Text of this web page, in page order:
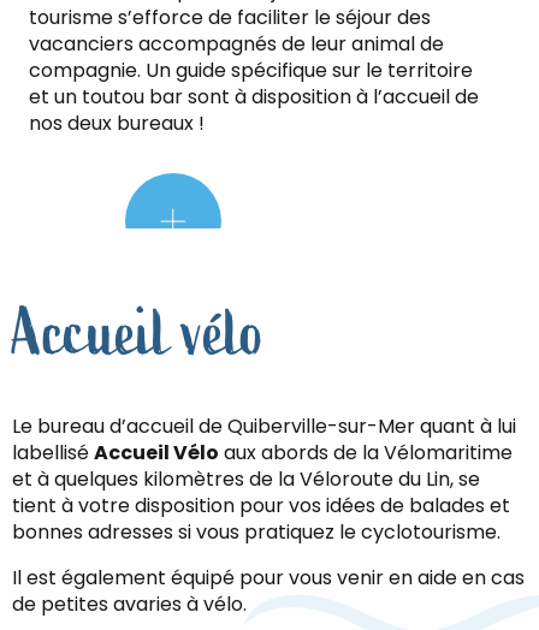
tourisme s’efforce de faciliter le séjour des
vacanciers accompagnés de leur animal de
compagnie. Un guide spécifique sur le territoire
et un toutou bar sont à disposition à l’accueil de
nos deux bureaux !
petit
+
Accueil vélo
Le bureau d’accueil de Quiberville-sur-Mer quant à lui
labelliséAccueil Vélo aux abords de la Vélomaritime
et à quelques kilomètres de la Véloroute du Lin, se
tient à votre disposition pour vos idées de balades et
bonnes adresses si vous pratiquez le cyclotourisme.
Il est également équipé pour vous venir en aide en cas
de petites avaries à vélo.